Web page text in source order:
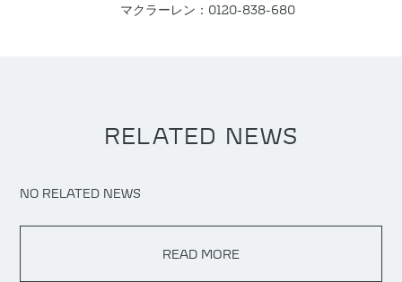
マクラーレン：0120-838-680
RELATED NEWS
NO RELATED NEWS
READ MORE